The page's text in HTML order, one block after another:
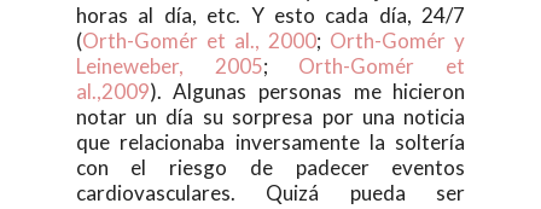
horas al día, etc. Y esto cada día, 24/7
(Orth-Gomér et al., 2000; Orth-Gomér y
Leineweber, 2005; Orth-Gomér et
al.,2009). Algunas personas me hicieron
notar un día su sorpresa por una noticia
que relacionaba inversamente la soltería
con el riesgo de padecer eventos
cardiovasculares. Quizá pueda ser